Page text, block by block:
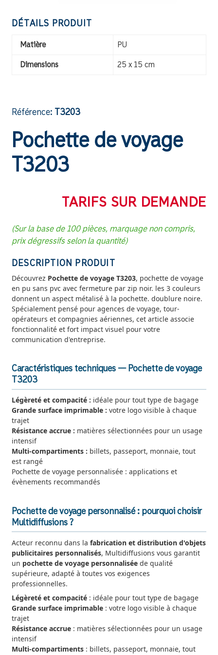
DÉTAILS PRODUIT
Matière PU
Dimensions 25 x 15 cm
Référence: T3203
Pochette de voyage
T3203
TARIFS SUR DEMANDE
(Sur la base de 100 pièces, marquage non compris,
prix dégressifs selon la quantité)
DESCRIPTION PRODUIT
Découvrez Pochette de voyage T3203, pochette de voyage
en pu sans pvc avec fermeture par zip noir. les 3 couleurs
donnent un aspect métalisé à la pochette. doublure noire.
Spécialement pensé pour agences de voyage, tour-
opérateurs et compagnies aériennes, cet article associe
fonctionnalité et fort impact visuel pour votre
communication d'entreprise.
Caractéristiques techniques — Pochette de voyage
T3203
Légèreté et compacité : idéale pour tout type de bagage
Grande surface imprimable : votre logo visible à chaque
trajet
Résistance accrue : matières sélectionnées pour un usage
intensif
Multi-compartiments : billets, passeport, monnaie, tout
est rangé
Pochette de voyage personnalisée : applications et
évènements recommandés
Pochette de voyage personnalisé : pourquoi choisir
Multidiffusions ?
Acteur reconnu dans la fabrication et distribution d'objets
publicitaires personnalisés, Multidiffusions vous garantit
un pochette de voyage personnalisée de qualité
supérieure, adapté à toutes vos exigences
professionnelles.
Légèreté et compacité : idéale pour tout type de bagage
Grande surface imprimable : votre logo visible à chaque
trajet
Résistance accrue : matières sélectionnées pour un usage
intensif
Multi-compartiments : billets, passeport, monnaie, tout